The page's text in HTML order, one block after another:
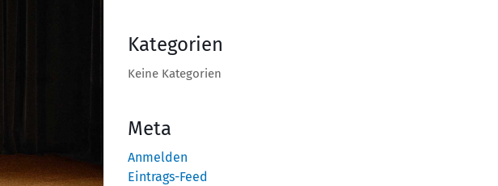
Kategorien
Keine Kategorien
Meta
Anmelden
Eintrags-Feed